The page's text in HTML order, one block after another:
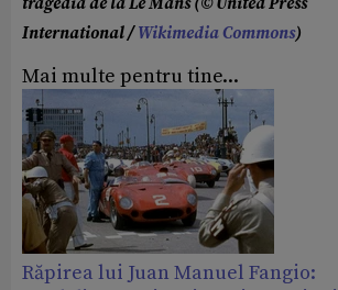
International /Wikimedia Commons)
Mai multe pentru tine...
Răpirea lui Juan Manuel Fangio: